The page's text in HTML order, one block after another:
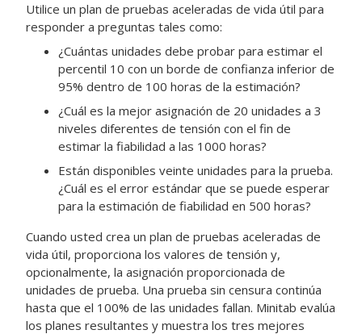
Utilice un plan de pruebas aceleradas de vida útil para
responder a preguntas tales como:
¿Cuántas unidades debe probar para estimar el
percentil 10 con un borde de confianza inferior de
95% dentro de 100 horas de la estimación?
¿Cuál es la mejor asignación de 20 unidades a 3
niveles diferentes de tensión con el fin de
estimar la fiabilidad a las 1000 horas?
Están disponibles veinte unidades para la prueba.
¿Cuál es el error estándar que se puede esperar
para la estimación de fiabilidad en 500 horas?
Cuando usted crea un plan de pruebas aceleradas de
vida útil, proporciona los valores de tensión y,
opcionalmente, la asignación proporcionada de
unidades de prueba. Una prueba sin censura continúa
hasta que el 100% de las unidades fallan. Minitab evalúa
los planes resultantes y muestra los tres mejores